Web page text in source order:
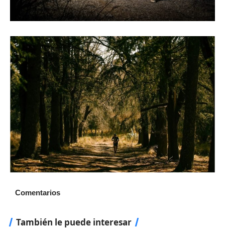
Comentarios
También le puede interesar